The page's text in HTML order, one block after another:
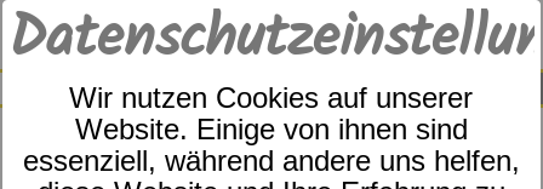
Wir nutzen Cookies auf unserer
Website. Einige von ihnen sind
essenziell, während andere uns helfen,
SUCHE
0